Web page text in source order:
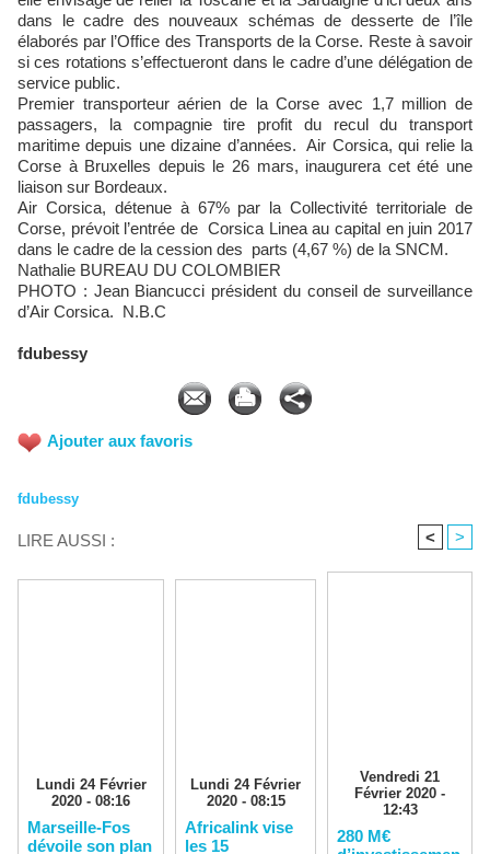
dans le cadre des nouveaux schémas de desserte de l’île
élaborés par l’Office des Transports de la Corse. Reste à savoir
si ces rotations s’effectueront dans le cadre d’une délégation de
service public.
Premier transporteur aérien de la Corse avec 1,7 million de
passagers, la compagnie tire profit du recul du transport
maritime depuis une dizaine d’années. Air Corsica, qui relie la
Corse à Bruxelles depuis le 26 mars, inaugurera cet été une
liaison sur Bordeaux.
Air Corsica, détenue à 67% par la Collectivité territoriale de
Corse, prévoit l’entrée de Corsica Linea au capital en juin 2017
dans le cadre de la cession des parts (4,67 %) de la SNCM.
Nathalie BUREAU DU COLOMBIER
PHOTO : Jean Biancucci président du conseil de surveillance
d’Air Corsica. N.B.C
fdubessy
Ajouter aux favoris
fdubessy
LIRE AUSSI : < >
Lundi 24 Février
2020 - 08:16
Marseille-Fos
dévoile son plan
Lundi 24 Février
2020 - 08:15
Africalink vise
les 15
Vendredi 21
Février 2020 -
12:43
280 M€